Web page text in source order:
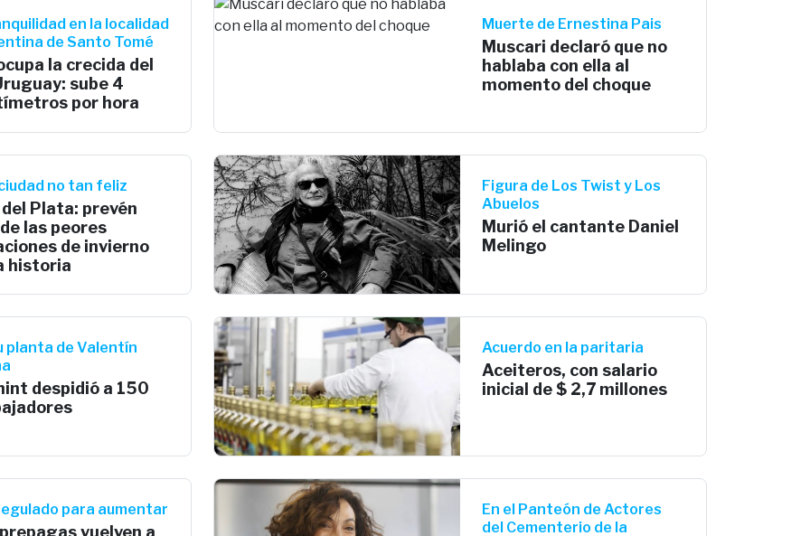
en la localidad
de Santo Tomé
la crecida del
sube 4
por hora
Muerte de Ernestina Pais
Muscari declaró que no
hablaba con ella al
momento del choque
no tan feliz
Plata: prevén
las peores
de invierno
historia
Figura de Los Twist y Los
Abuelos
Murió el cantante Daniel
Melingo
planta de Valentín
despidió a 150
Acuerdo en la paritaria
Aceiteros, con salario
inicial de $ 2,7 millones
para aumentar
vuelven a
En el Panteón de Actores
del Cementerio de la